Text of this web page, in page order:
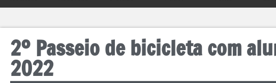
2º Passeio de bicicleta com
2022